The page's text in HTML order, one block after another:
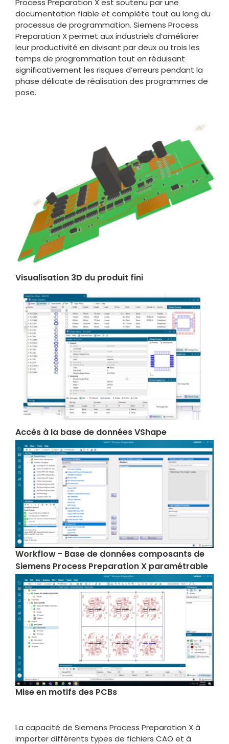
Process Preparation X est soutenu par une
documentation fiable et complète tout au long du
processus de programmation. Siemens Process
Preparation X permet aux industriels d’améliorer
leur productivité en divisant par deux ou trois les
temps de programmation tout en réduisant
significativement les risques d’erreurs pendant la
phase délicate de réalisation des programmes de
pose.
Visualisation 3D du produit fini
Accès à la base de données VShape
Workflow - Base de données composants de
Siemens Process Preparation X paramétrable
Mise en motifs des PCBs
La capacité de Siemens Process Preparation X à
importer différents types de fichiers CAO et à